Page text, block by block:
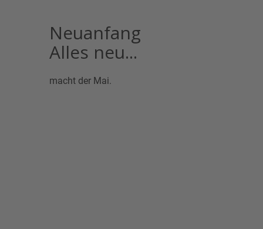
Neuanfang
Alles neu...
macht der Mai.